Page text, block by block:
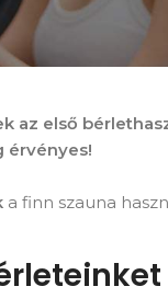
az első
érvényes!
a finn szauna